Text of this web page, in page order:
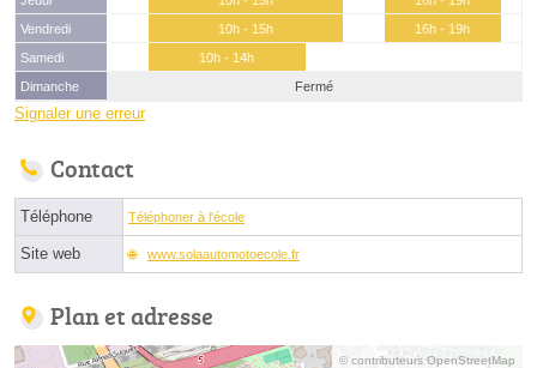
Vendredi
10h - 15h
16h - 19h
Samedi
10h - 14h
Dimanche
Fermé
Signaler une erreur
Contact
Téléphone Téléphoner à l'école
Site web www.solaautomotoecole.fr
Plan et adresse
© contributeurs OpenStreetMap